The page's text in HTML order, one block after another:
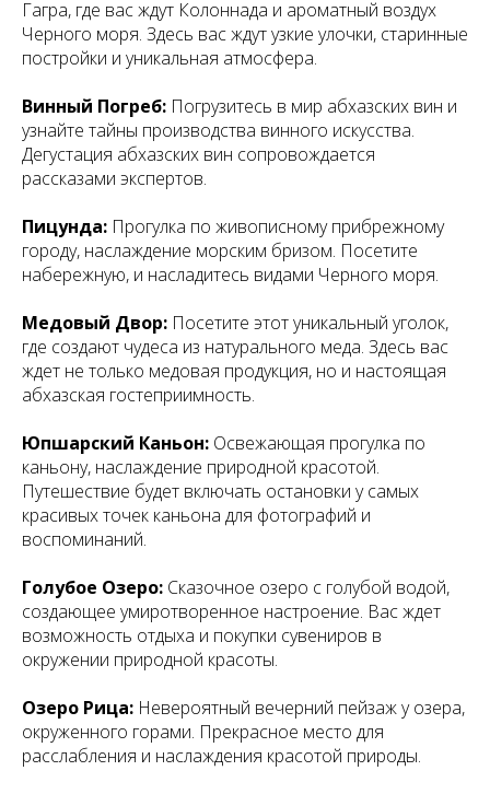
Гагра, где вас ждут Колоннада и ароматный воздух
Черного моря. Здесь вас ждут узкие улочки, старинные
постройки и уникальная атмосфера.
Винный Погреб: Погрузитесь в мир абхазских вин и
узнайте тайны производства винного искусства.
Дегустация абхазских вин сопровождается
рассказами экспертов.
Пицунда: Прогулка по живописному прибрежному
городу, наслаждение морским бризом. Посетите
набережную, и насладитесь видами Черного моря.
Медовый Двор: Посетите этот уникальный уголок,
где создают чудеса из натурального меда. Здесь вас
ждет не только медовая продукция, но и настоящая
абхазская гостеприимность.
Юпшарский Каньон: Освежающая прогулка по
каньону, наслаждение природной красотой.
Путешествие будет включать остановки у самых
красивых точек каньона для фотографий и
воспоминаний.
Голубое Озеро: Сказочное озеро с голубой водой,
создающее умиротворенное настроение. Вас ждет
возможность отдыха и покупки сувениров в
окружении природной красоты.
Озеро Рица: Невероятный вечерний пейзаж у озера,
окруженного горами. Прекрасное место для
расслабления и наслаждения красотой природы.